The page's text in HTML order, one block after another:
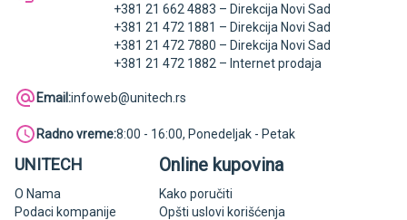
+381 21 662 4883 – Direkcija Novi Sad
+381 21 472 1881 – Direkcija Novi Sad
+381 21 472 7880 – Direkcija Novi Sad
+381 21 472 1882 – Internet prodaja
Email:infoweb@unitech.rs
Radno vreme:8:00 - 16:00, Ponedeljak - Petak
UNITECH
O Nama
Podaci kompanije
Online kupovina
Kako poručiti
Opšti uslovi korišćenja